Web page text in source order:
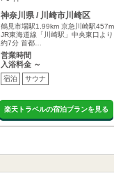
神奈川県 / 川崎市川崎区
鶴見市場駅1.99km 京急川崎駅457m
JR東海道線「川崎駅」中央東口よ
約7分 首都…
営業時間
入浴料金 ～
宿泊 サウナ
楽天トラベルの宿泊プランを見る